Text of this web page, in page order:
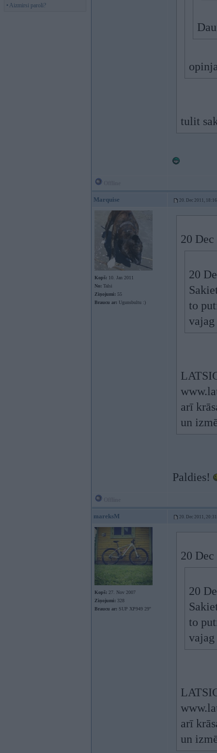
• Aizmirsi paroli?
tulit
Marquise 20. Dec 2011, 18:16
Kopš: 10. Jan 2011
No: Talsi
Ziņojumi: 55
Braucu ar: Ugunsbultu :)
20
20
to
vajag
arī
un
Paldies!
mareksM 20. Dec 2011, 20:31
Kopš: 27. Nov 2007
Ziņojumi: 328
Braucu ar: SUP XP949 29''
20
20
to
vajag
arī
un